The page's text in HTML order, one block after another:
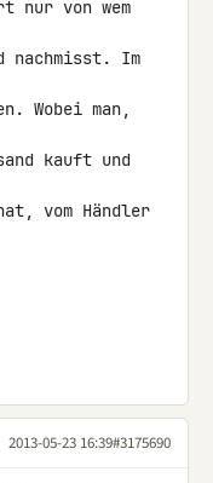
nur von wem
nachmisst. Im
Wobei man,
kauft und
vom Händler
2013-05-23 16:39#3175690